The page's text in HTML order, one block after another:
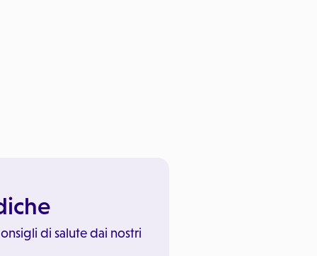
di salute dai nostri